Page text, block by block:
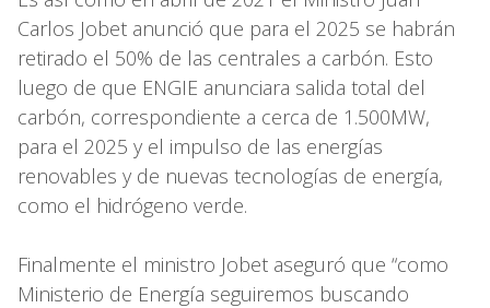
Carlos Jobet anunció que para el 2025 se habrán
retirado el 50% de las centrales a carbón. Esto
luego de que ENGIE anunciara salida total del
carbón, correspondiente a cerca de 1.500MW,
para el 2025 y el impulso de las energías
renovables y de nuevas tecnologías de energía,
como el hidrógeno verde.
Finalmente el ministro Jobet aseguró que “como
Ministerio de Energía seguiremos buscando